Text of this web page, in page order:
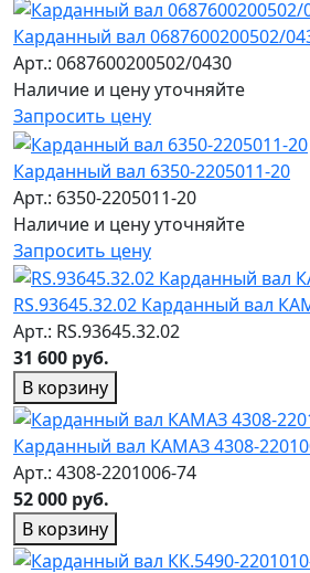
Карданный вал 0687600200502/
Арт.: 0687600200502/0430
Наличие и цену уточняйте
Запросить цену
Карданный вал 6350-2205011-20
Арт.: 6350-2205011-20
Наличие и цену уточняйте
Запросить цену
RS.93645.32.02 Карданный вал
Арт.: RS.93645.32.02
31 600 руб.
В корзину
Карданный вал КАМАЗ 4308-
Арт.: 4308-2201006-74
52 000 руб.
В корзину